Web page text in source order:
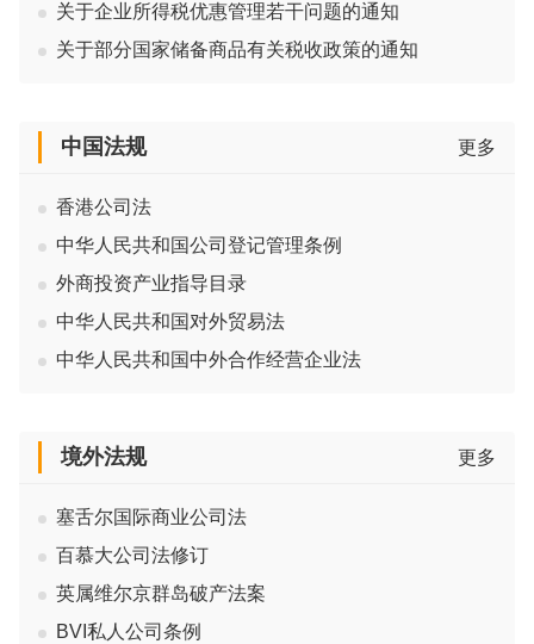
关于企业所得税优惠管理若干问题的通知
关于部分国家储备商品有关税收政策的通知
中国法规 更多
香港公司法
中华人民共和国公司登记管理条例
外商投资产业指导目录
中华人民共和国对外贸易法
中华人民共和国中外合作经营企业法
境外法规 更多
塞舌尔国际商业公司法
百慕大公司法修订
英属维尔京群岛破产法案
BVI私人公司条例